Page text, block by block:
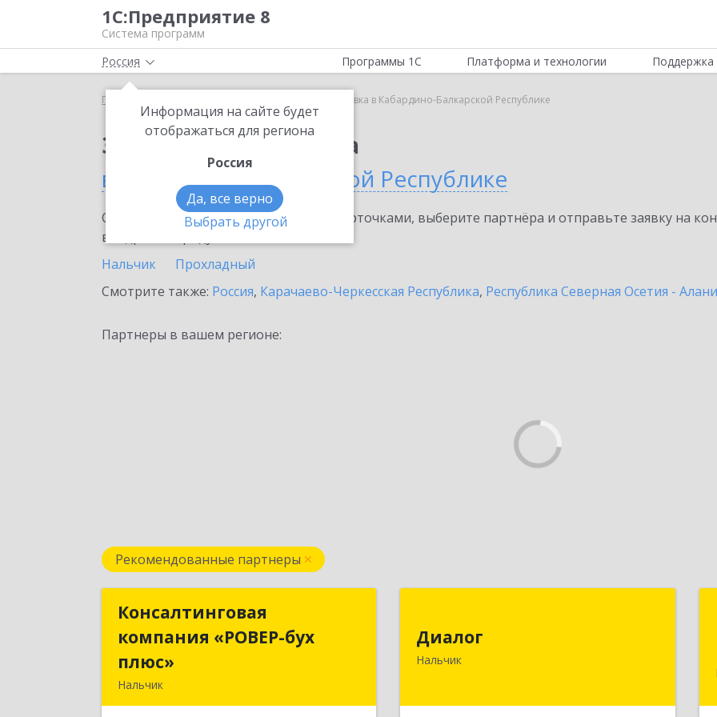
1С:Предприятие 8
Система программ
Россия
Информация на сайте будет
отображаться для региона
Россия
Да, все верно
Выбрать другой
Программы 1С Платформа и технологии Поддержка
Главная 1С:Доставка в Кабардино-Балкарской Республике
Заказать 1С:Доставка
в Кабардино-Балкарской Республике
Ознакомьтесь с информационными карточками, выберите партнёра и отправьте заявку на
внедрение продукта.
Нальчик
Прохладный
Смотрите также: Россия, Карачаево-Черкесская Республика, Республика Северная Осетия -
Партнеры в вашем регионе:
Рекомендованные партнеры
Консалтинговая
компания «РОВЕР-бух
плюс»
Нальчик
Консалтинговая
компания «РОВЕР-бух
Диалог
Нальчик
360016, Кабардино-Балкарская Респ,
Нальчик г, Калюжного ул, дом № 3,